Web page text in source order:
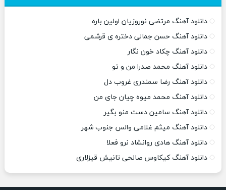
دانلود آهنگ مرتضی نوروزیان اولین باره
دانلود آهنگ حسن جمالی دختره ی قرشمی
دانلود آهنگ چکاد خون نگار
دانلود آهنگ محمد صدرا من و تو
دانلود آهنگ رضا سمندری غروب دل
دانلود آهنگ محمد میوه چیان جای من
دانلود آهنگ سامین دست منو بگیر
دانلود آهنگ میثم غلامی والس جنوب شهر
دانلود آهنگ هادی روانشاد نرو فعلا
دانلود آهنگ کیکاوس صالحی تانیش قیزلاری